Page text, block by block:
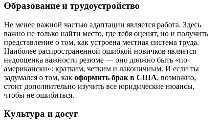
Образование и трудоустройство
Не менее важной частью адаптации является работа. Здесь
важно не только найти место, где тебя оценят, но и получить
представление о том, как устроена местная система труда.
Наиболее распространенной ошибкой новичков является
недооценка важности резюме — оно должно быть «по-
американски»: кратким, четким и лаконичным. И если ты
задумался о том, как оформить брак в США, возможно,
стоит дополнительно изучить все юридические нюансы,
чтобы не ошибиться.
Культура и досуг